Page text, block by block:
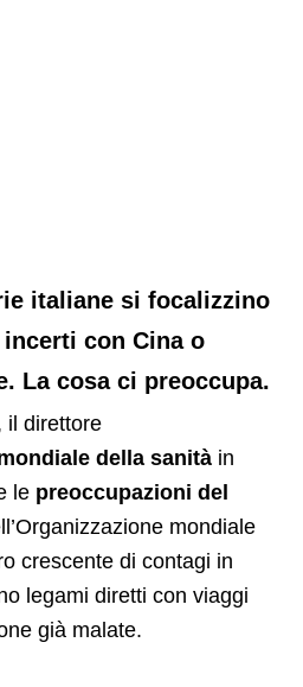
italiane si focalizzino
con Cina o
La cosa ci preoccupa.
il direttore
della sanità in
le preoccupazioni del
mondiale
crescente di contagi in
legami diretti con viaggi
già malate.